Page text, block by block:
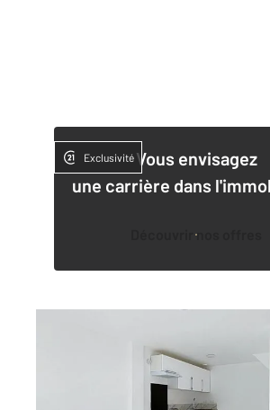
Vous envisagez
une carrière dans
Découvrir nos offres
Exclusivité
, 3 pièces
Appartement Duplex à louer